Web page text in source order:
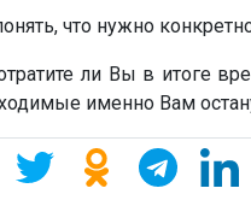
что нужно
ли Вы в итоге
именно Вам